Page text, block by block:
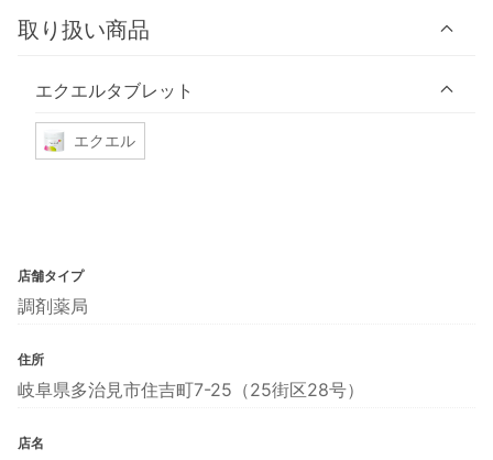
取り扱い商品
エクエルタブレット
エクエル
店舗タイプ
調剤薬局
住所
岐阜県多治見市住吉町7-25（25街区28号）
店名